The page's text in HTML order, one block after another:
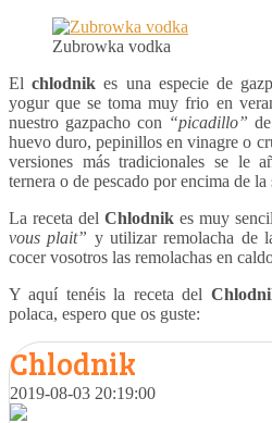
Zubrowka vodka
Elchlodnik es una especie de
yogur que se toma muy frio en
nuestro gazpacho con “picadillo”
huevo duro, pepinillos en vinagre o
versiones más tradicionales se le
ternera o de pescado por encima de la
La receta del Chlodnik es muy
vous plait” y utilizar remolacha de
cocer vosotros las remolachas en
Y aquí tenéis la receta del
polaca, espero que os guste:
Chlodnik
2019-08-03 20:19:00